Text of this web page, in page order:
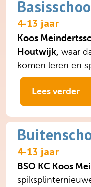
4-13 jaar
Koos
Houtwijk, waar
komen leren en
Lees verder
4-13 jaar
BSO KC Koos